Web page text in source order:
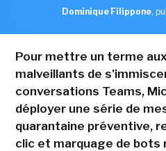
Dominique Filippone,
Pour mettre un terme
malveillants de
conversations Teams,
déployer une série de
quarantaine préventive,
clic et marquage de